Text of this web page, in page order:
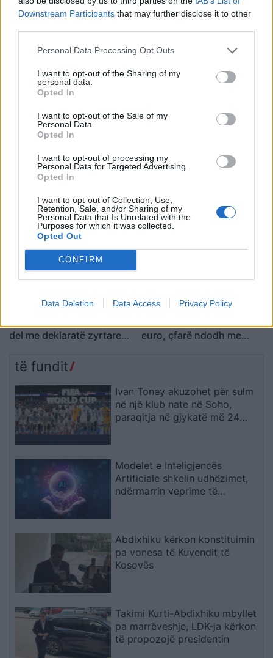
Downstream Participants that may further disclose it to other
Personal Data Processing Opt Outs
I want to opt-out of the Sharing of my
personal data.
Opted In
I want to opt-out of the Sale of my
Personal Data.
Opted In
I want to opt-out of processing my
Personal Data for Targeted Advertising.
Opted In
I want to opt-out of Collection, Use,
Retention, Sale, and/or Sharing of my
Personal Data that Is Unrelated with the
Purposes for which it was collected.
Opted Out
CONFIRM
Data Deletion Data Access Privacy Policy
burg aktivisten turke,
Julide Yazici
dhe makina, arrestohet
27-vjeçari, procedohet
shoferi që iku
Veprimi i Ernest Muçit,
reagon presidenti i
Trabzonsporit: Më preku
mua dhe të gjithë lojtarët
Hetimet për vrasjen e
në Bërxullë dhe
shoqërime personash për
t’u marrë në pyetje
Argjentina e “dashuruar”
del me deklaratë zyrtare:
Këmbimi valutor/ Me sa
euro, çfarë ndodh me
të fundit
Ivan Toney akuzohet për sulm
në një klub nate në Soho,
paraqitja në gjykatë më 24
Modelet e Inteligjencës
Artificiale shkelin udhëzimet,
ndërmarrin veprime të
Abdixhiku kërkon konstituimin
pa vonesa të Kuvendit të
Kosovës
Takimi Kurti-Abdixhiku mbyllet
pa marrëveshje, LDK-ja kërkon
të propozojë presidentin